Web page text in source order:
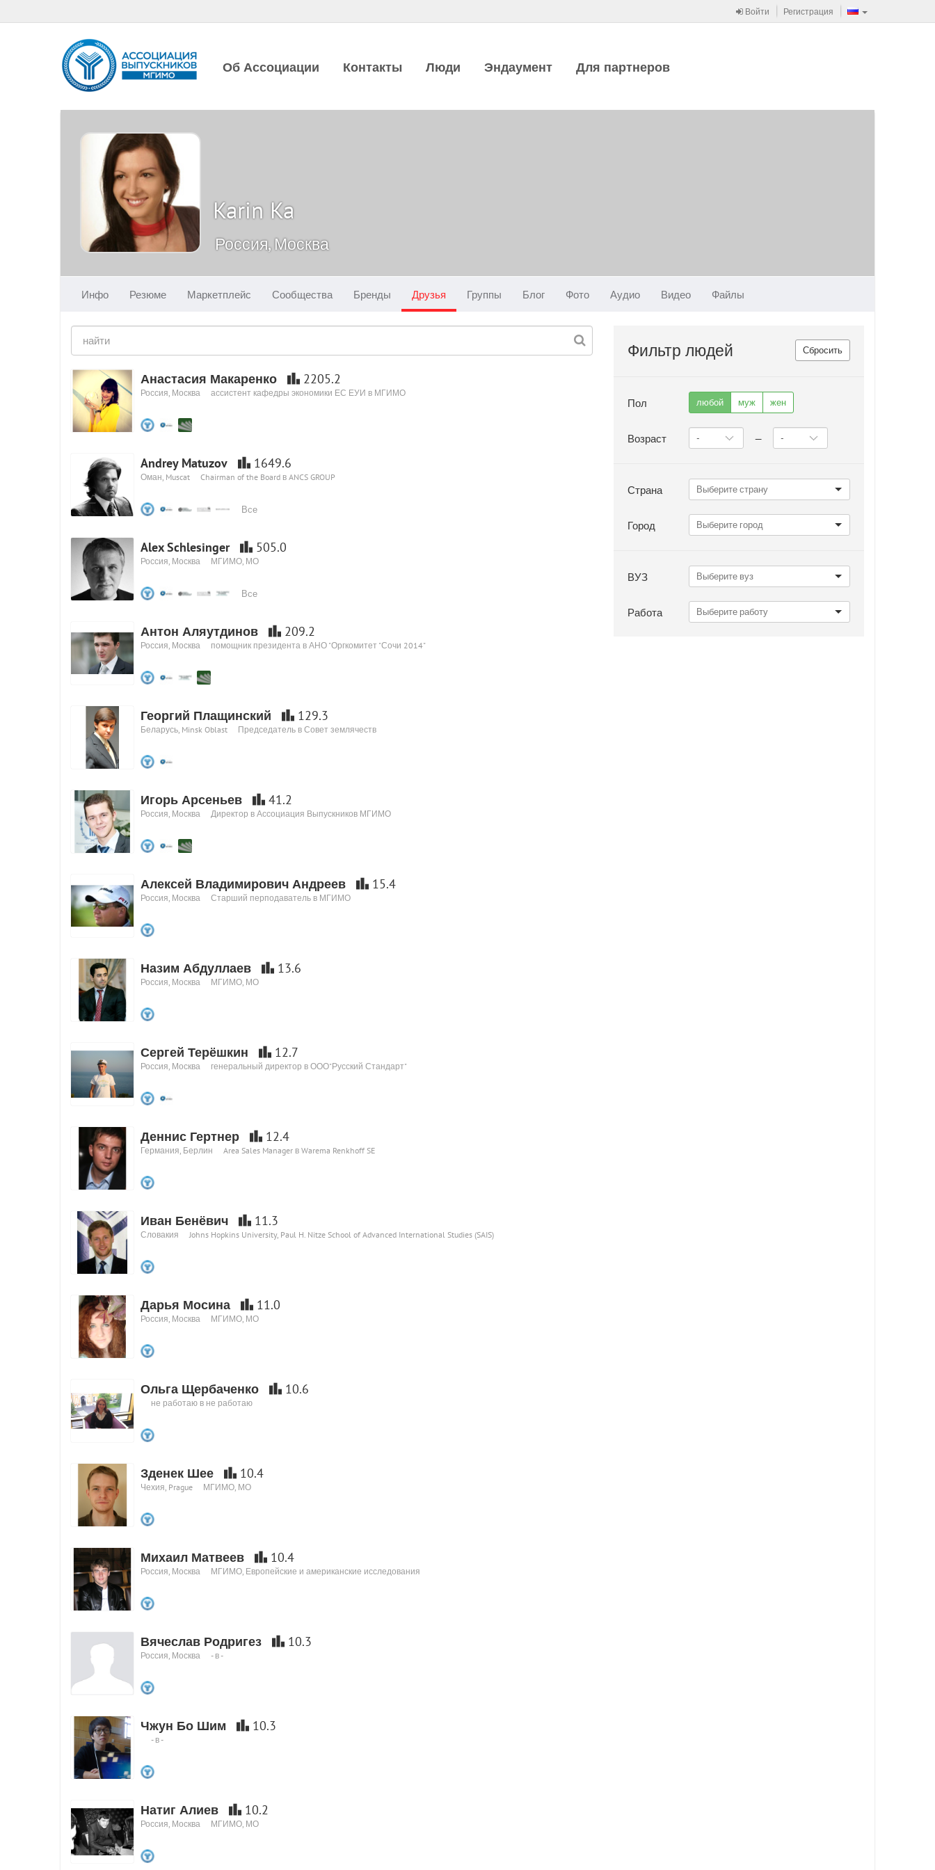
Войти Регистрация
Об Ассоциации Контакты Люди Эндаумент Для партнеров
Karin Ka
Россия, Москва
Инфо Резюме Маркетплейс Сообщества Бренды Друзья Группы Блог Фото Аудио Видео Файлы
Анастасия Макаренко 2205.2
Россия, Москва ассистент кафедры экономики ЕС ЕУИ в МГИМО
Andrey Matuzov 1649.6
Оман, Muscat Chairman of the Board в ANCS GROUP
Все
Alex Schlesinger 505.0
Россия, Москва МГИМО, МО
Все
Антон Аляутдинов 209.2
Россия, Москва помощник президента в АНО "Оргкомитет "Сочи 2014"
Георгий Плащинский 129.3
Беларусь, Minsk Oblast Председатель в Совет землячеств
Игорь Арсеньев 41.2
Россия, Москва Директор в Ассоциация Выпускников МГИМО
Алексей Владимирович Андреев 15.4
Россия, Москва Старший перподаватель в МГИМО
Назим Абдуллаев 13.6
Россия, Москва МГИМО, МО
Сергей Терёшкин 12.7
Россия, Москва генеральный директор в ООО"Русский Стандарт"
Деннис Гертнер 12.4
Германия, Берлин Area Sales Manager в Warema Renkhoff SE
Иван Бенёвич 11.3
Словакия Johns Hopkins University, Paul H. Nitze School of Advanced International Studies (SAIS)
Дарья Мосина 11.0
Россия, Москва МГИМО, МО
Ольга Щербаченко 10.6
не работаю в не работаю
Зденек Шее 10.4
Чехия, Prague МГИМО, МО
Михаил Матвеев 10.4
Россия, Москва МГИМО, Европейские и американские исследования
Вячеслав Родригез 10.3
Россия, Москва - в -
Чжун Бо Шим 10.3
- в -
Натиг Алиев 10.2
Россия, Москва МГИМО, МО
Сбросить
Фильтр людей
Пол любой муж жен
Возраст —
Страна
Город
ВУЗ
Работа